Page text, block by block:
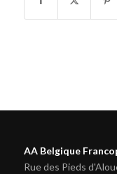
AA Belgique
Rue des Pieds